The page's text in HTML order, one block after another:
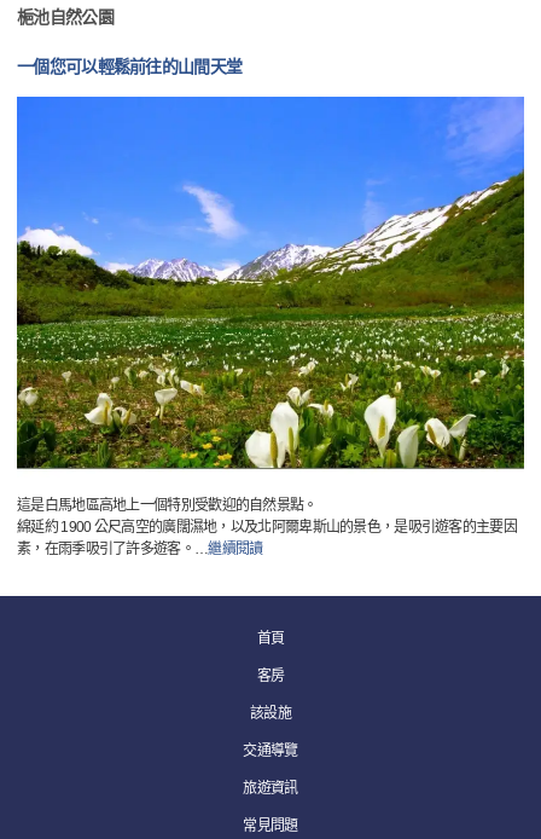
梔池自然公園
一個您可以輕鬆前往的山間天堂
這是白馬地區高地上一個特別受歡迎的自然景點。
綿延約 1900 公尺高空的廣闊濕地，以及北阿爾卑斯山的景色，是吸引遊客的主要因
素，在雨季吸引了許多遊客。 …繼續閱讀
首頁
客房
該設施
交通導覽
旅遊資訊
常見問題